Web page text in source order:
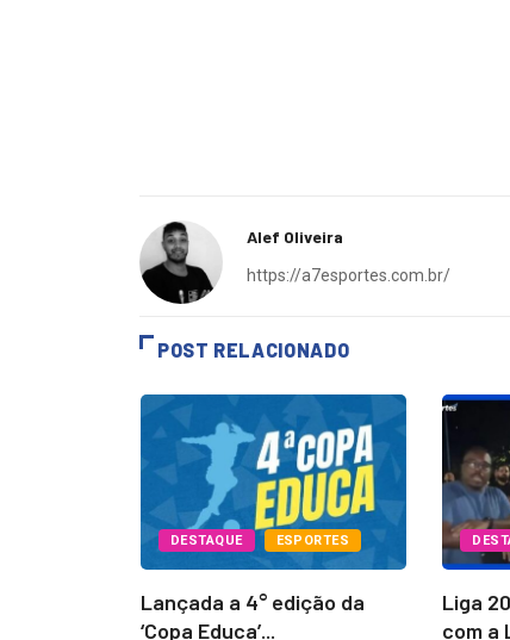
Alef Oliveira
https://a7esportes.com.br/
POST RELACIONADO
DESTAQUE ESPORTES
Lançada a 4° edição da
‘Copa Educa’...
Liga
com a